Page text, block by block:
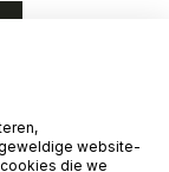
website-
die we